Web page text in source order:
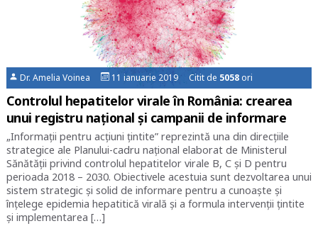
Dr. Amelia Voinea 11 ianuarie 2019 Citit de 5058 ori
Controlul hepatitelor virale în România: crearea
unui registru național și campanii de informare
„Informații pentru acțiuni țintite” reprezintă una din direcțiile
strategice ale Planului-cadru național elaborat de Ministerul
Sănătății privind controlul hepatitelor virale B, C şi D pentru
perioada 2018 – 2030. Obiectivele acestuia sunt dezvoltarea unui
sistem strategic și solid de informare pentru a cunoaște și
înțelege epidemia hepatitică virală și a formula intervenții țintite
și implementarea […]